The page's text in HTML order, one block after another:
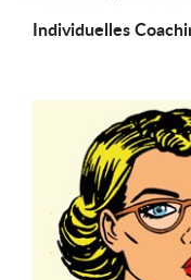
Individuelles